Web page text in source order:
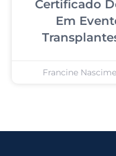
Certificado
Em
Francine